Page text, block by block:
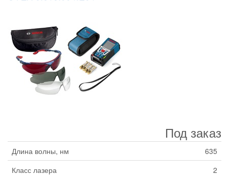
Под заказ
Длина волны, нм
635
Класс лазера
2